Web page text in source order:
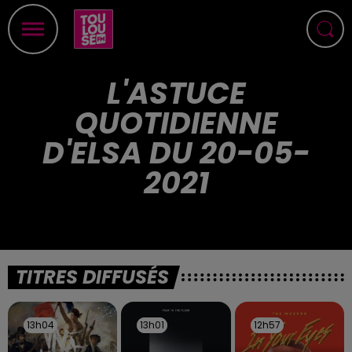
L'ASTUCE
QUOTIDIENNE
D'ELSA DU 20-05-
2021
TITRES DIFFUSÉS
13h04
13h04 13h01
13h01 12h57
12h57